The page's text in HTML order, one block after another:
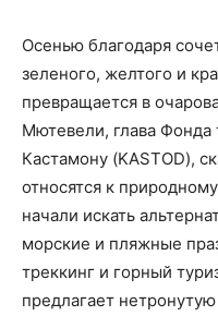
Осенью благодаря
зеленого, желтого и
превращается в
Мютевели, глава Фонда
Кастамону (KASTOD),
относятся к
начали искать
морские и пляжные
треккинг и горный
предлагает